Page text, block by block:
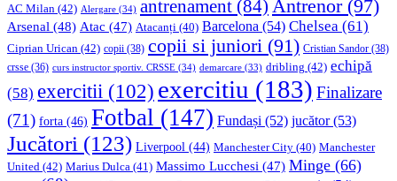
AC Milan (42) Alergare (34) antrenament (84) Antrenor(97)
Arsenal (48) Atac (47) Atacanți (40) Barcelona (54) Chelsea (61)
Ciprian Urican (42) copii (38) copii si juniori (91) Cristian Sandor (38)
crsse (36) curs instructor sportiv. CRSSE (34) demarcare (33) dribling (42) echipă
(58) exercitii (102) exercitiu (183) Finalizare
(71) forta (46) Fotbal (147) Fundași (52) jucător(53)
Jucători (123) Liverpool (44) Manchester City (40) Manchester
United (42) Marius Dulca (41) Massimo Lucchesi (47) Minge (66)